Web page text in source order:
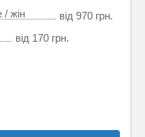
/ жін
від 970 грн.
від 170 грн.